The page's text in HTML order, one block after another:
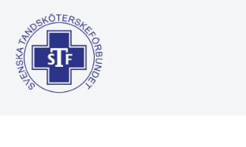
Hoppa
till
innehåll